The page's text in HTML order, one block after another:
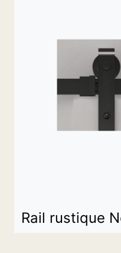
Rail rustique